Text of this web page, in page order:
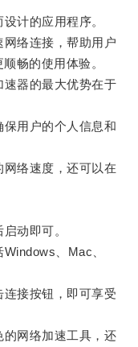
计的应用程序。
络连接，帮助用户
畅的使用体验。
器的最大优势在于
用户的个人信息和
络速度，还可以在
动即可。
、Mac、
接按钮，即可享受
网络加速工具，还